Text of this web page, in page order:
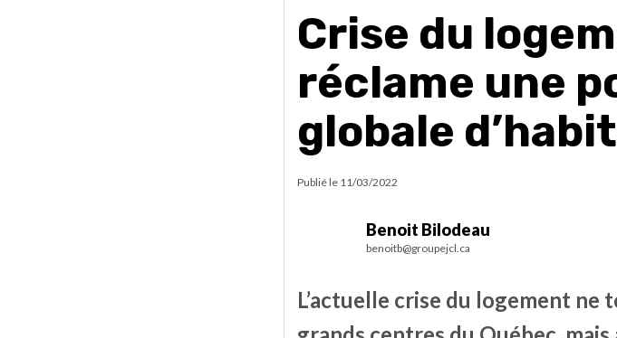
Crise du
réclame une
globale
Publié le 11/03/2022
Benoit Bilodeau
benoitb@groupejcl.ca
L’actuelle crise du logement ne